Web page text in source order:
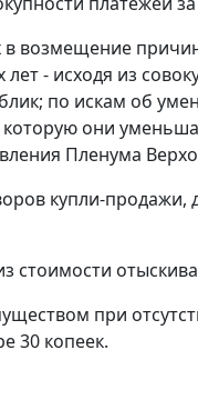
возмещение
- исходя из
по искам об
они
Пленума
купли-продажи,
стоимости
при
30 копеек.